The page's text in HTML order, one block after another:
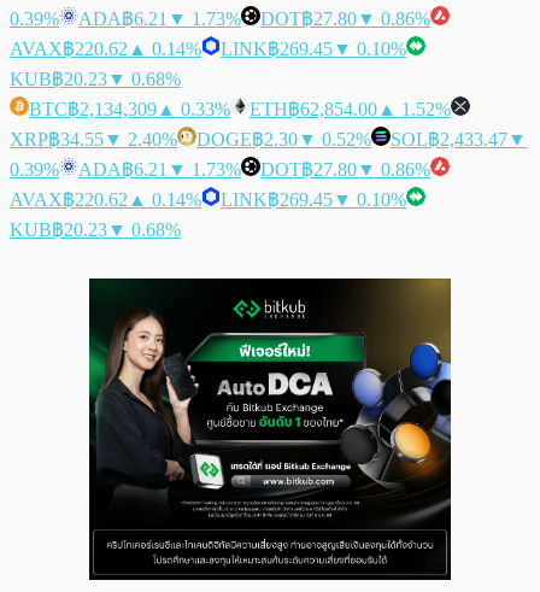
0.39%
ADA฿6.21 ▼ 1.73% DOT฿27.80▼ 0.86%
AVAX฿220.62 ▲ 0.14% LINK฿269.45▼ 0.10%
KUB฿20.23▼ 0.68%
BTC฿2,134,309 ▲ 0.33% ETH฿62,854.00 ▲ 1.52%
XRP฿34.55▼ 2.40% DOGE฿2.30▼ 0.52% SOL฿2,433.47▼
0.39%
ADA฿6.21 ▼ 1.73% DOT฿27.80▼ 0.86%
AVAX฿220.62 ▲ 0.14% LINK฿269.45▼ 0.10%
KUB฿20.23▼ 0.68%